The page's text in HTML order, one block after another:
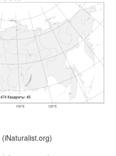
(iNaturalist.org)